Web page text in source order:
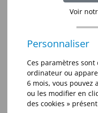
Voir
Personnaliser
Ces paramètres
ordinateur ou
6 mois, vous pouvez
ou les modifier en
des cookies »
dehors de l’Union
Elles seront
correspondant à la
d’identification du
pour répondre au
Les données à
(médicales) sont